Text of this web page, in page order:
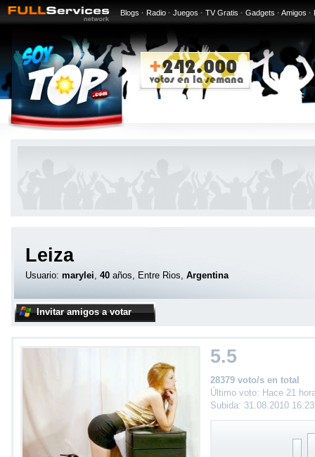
Blogs · Radio · Juegos · TV Gratis · Gadgets · Amigos ·
Leiza
Usuario: marylei, 40 años, Entre Rios, Argentina
Invitar amigos a votar
5.5
28379 voto/s en total
Último voto: Hace 21
Subida: 31.08.2010